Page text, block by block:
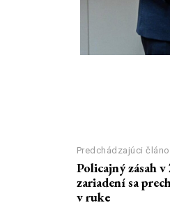
Predchádzajúci
Policajný zásah
zariadení sa
v ruke